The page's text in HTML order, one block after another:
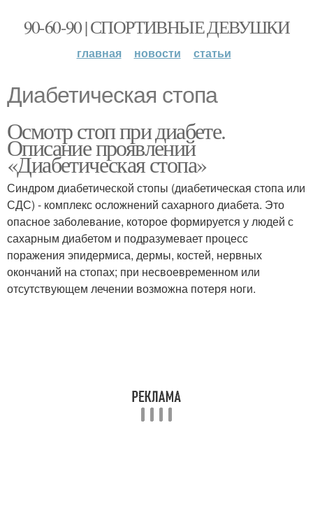
90-60-90 | СПОРТИВНЫЕ ДЕВУШКИ
главная новости статьи
Диабетическая стопа
Осмотр стоп при диабете.
Описание проявлений
«Диабетическая стопа»
Синдром диабетической стопы (диабетическая стопа или
СДС) - комплекс осложнений сахарного диабета. Это
опасное заболевание, которое формируется у людей с
сахарным диабетом и подразумевает процесс
поражения эпидермиса, дермы, костей, нервных
окончаний на стопах; при несвоевременном или
отсутствующем лечении возможна потеря ноги.